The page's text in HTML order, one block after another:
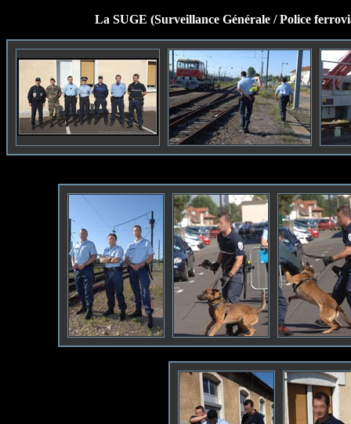
La SUGE (Surveillance Générale / Police